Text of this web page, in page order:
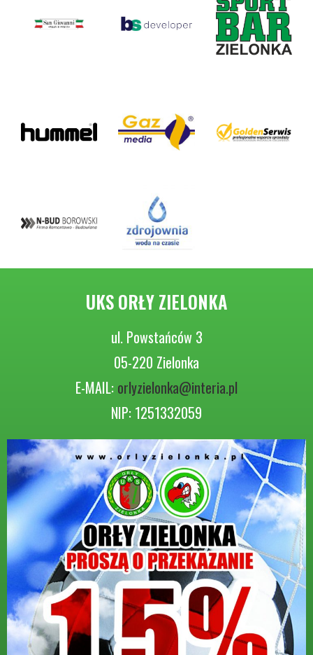
UKS ORŁY ZIELONKA
ul. Powstańców 3
05-220 Zielonka
E-MAIL: orlyzielonka@interia.pl
NIP: 1251332059